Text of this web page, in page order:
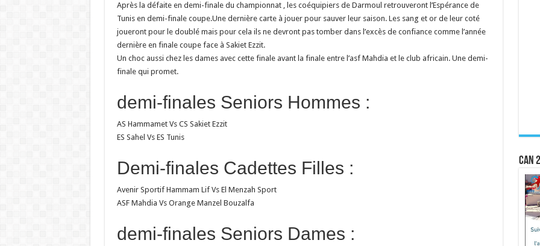
Après la défaite en demi-finale du championnat , les coéquipiers de Darmoul retrouveront l’Espérance de
Tunis en demi-finale coupe.Une dernière carte à jouer pour sauver leur saison. Les sang et or de leur coté
joueront pour le doublé mais pour cela ils ne devront pas tomber dans l’excès de confiance comme l’année
dernière en finale coupe face à Sakiet Ezzit.
Un choc aussi chez les dames avec cette finale avant la finale entre l’asf Mahdia et le club africain. Une demi-
finale qui promet.
demi-finales Seniors Hommes :
AS Hammamet Vs CS Sakiet Ezzit
ES Sahel Vs ES Tunis
Demi-finales Cadettes Filles :
Avenir Sportif Hammam Lif Vs El Menzah Sport
ASF Mahdia Vs Orange Manzel Bouzalfa
demi-finales Seniors Dames :
CAN